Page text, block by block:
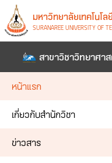
มหาวิทยาลัยเทคโนโล
SURANAREE UNIVERSITY OF
สาขาวิชาวิทยาศา
หน้าแรก
เกี่ยวกับสำนักวิชา
ข่าวสาร